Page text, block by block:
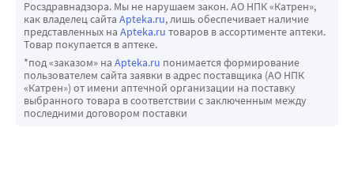
Росздравнадзора. Мы не нарушаем закон. АО НПК «Катрен»,
как владелец сайта Apteka.ru, лишь обеспечивает наличие
представленных на Apteka.ru товаров в ассортименте аптеки.
Товар покупается в аптеке.
*под «заказом» на Apteka.ru понимается формирование
пользователем сайта заявки в адрес поставщика (АО НПК
«Катрен») от имени аптечной организации на поставку
выбранного товара в соответствии с заключенным между
последними договором поставки